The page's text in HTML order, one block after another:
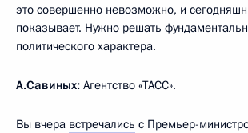
это совершенно невозможно, и
показывает. Нужно решать
политического характера.
А.Савиных: Агентство «ТАСС».
Вы вчера встречались с Премьер-